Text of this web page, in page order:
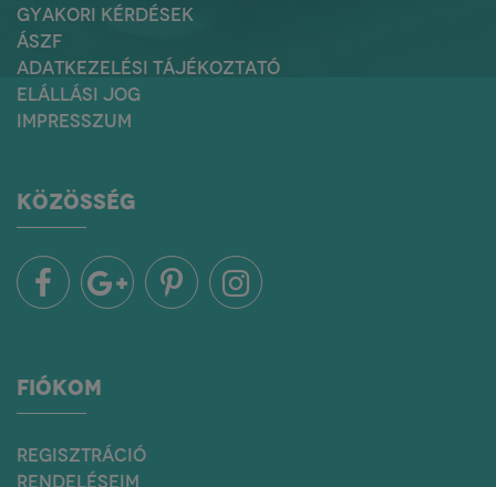
GYAKORI KÉRDÉSEK
ÁSZF
ADATKEZELÉSI TÁJÉKOZTATÓ
ELÁLLÁSI JOG
IMPRESSZUM
KÖZÖSSÉG
FIÓKOM
REGISZTRÁCIÓ
RENDELÉSEIM